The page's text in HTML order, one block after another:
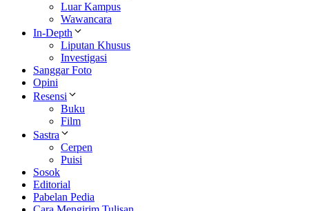
Luar Kampus
Wawancara
In-Depth
Liputan Khusus
Investigasi
Sanggar Foto
Opini
Resensi
Buku
Film
Sastra
Cerpen
Puisi
Sosok
Editorial
Pabelan Pedia